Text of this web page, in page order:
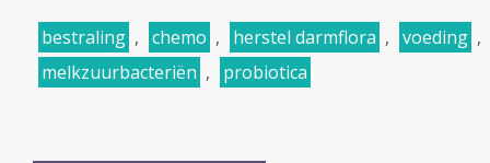
bestraling , chemo , herstel darmflora , voeding ,
melkzuurbacteriën , probiotica